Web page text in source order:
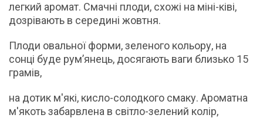
легкий аромат. Смачні плоди, схожі на міні-ківі,
дозрівають в середині жовтня.
Плоди овальної форми, зеленого кольору, на
сонці буде рум’янець, досягають ваги близько 15
грамів,
на дотик м'які, кисло-солодкого смаку. Ароматна
м'якоть забарвлена в світло-зелений колір,